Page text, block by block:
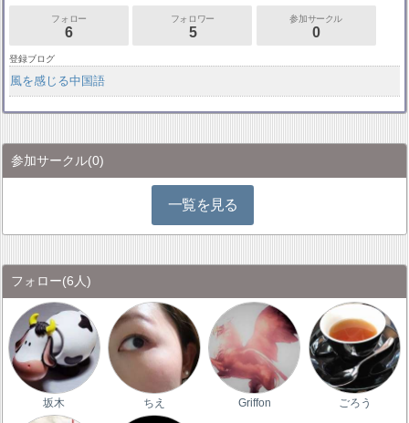
フォロー
6
フォロワー
5
参加サークル
0
登録ブログ
風を感じる中国語
参加サークル(0)
一覧を見る
フォロー(6人)
坂木 ちえ Griffon ごろう